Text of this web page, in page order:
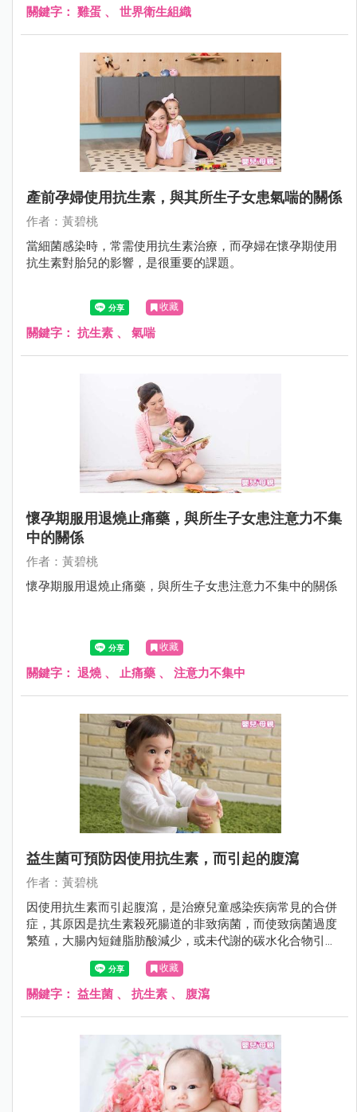
才可給嬰兒食用全蛋。
關鍵字： 雞蛋 、 世界衛生組織
產前孕婦使用抗生素，與其所生子女患氣喘的關係
作者：黃碧桃
當細菌感染時，常需使用抗生素治療，而孕婦在懷孕期使用
抗生素對胎兒的影響，是很重要的課題。
收藏
關鍵字： 抗生素 、 氣喘
懷孕期服用退燒止痛藥，與所生子女患注意力不集
中的關係
作者：黃碧桃
懷孕期服用退燒止痛藥，與所生子女患注意力不集中的關係
收藏
關鍵字： 退燒、 止痛藥 、 注意力不集中
益生菌可預防因使用抗生素，而引起的腹瀉
作者：黃碧桃
因使用抗生素而引起腹瀉，是治療兒童感染疾病常見的合併
症，其原因是抗生素殺死腸道的非致病菌，而使致病菌過度
繁殖，大腸內短鏈脂肪酸減少，或未代謝的碳水化合物引起
溶質度過高。
收藏
關鍵字： 益生菌 、 抗生素 、 腹瀉